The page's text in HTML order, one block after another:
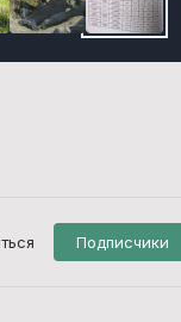
Подписчики